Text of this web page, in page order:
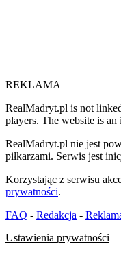
REKLAMA
RealMadryt.pl is not
players. The website is
RealMadryt.pl nie jest
piłkarzami. Serwis jest
Korzystając z serwisu
prywatności.
FAQ - Redakcja -
Ustawienia prywatności